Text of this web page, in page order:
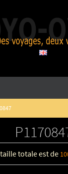
totale est de